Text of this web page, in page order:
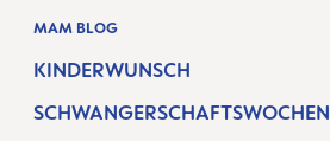
MAM BLOG
KINDERWUNSCH
SCHWANGERSCHAFTSWOCHEN